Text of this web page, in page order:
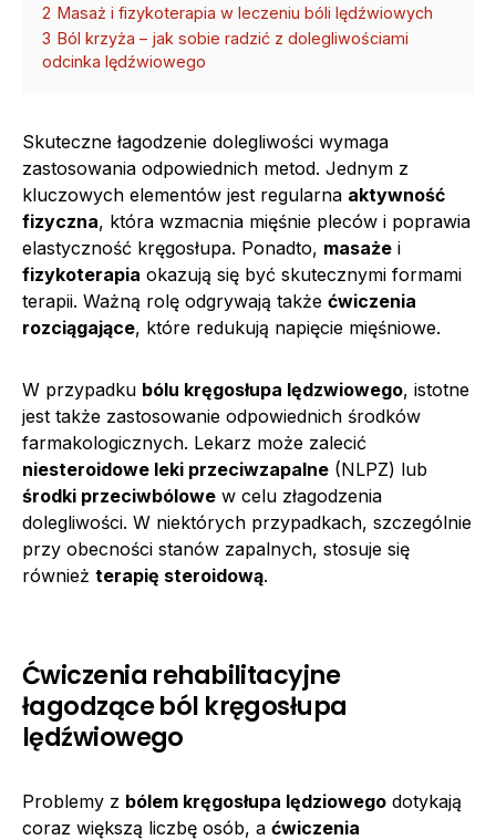
2 Masaż i fizykoterapia w leczeniu bóli lędźwiowych
3 Ból krzyża – jak sobie radzić z dolegliwościami
odcinka lędźwiowego
Skuteczne łagodzenie dolegliwości wymaga
zastosowania odpowiednich metod. Jednym z
kluczowych elementów jest regularna aktywność
fizyczna, która wzmacnia mięśnie pleców i poprawia
elastyczność kręgosłupa. Ponadto, masaże i
fizykoterapia okazują się być skutecznymi formami
terapii. Ważną rolę odgrywają także ćwiczenia
rozciągające, które redukują napięcie mięśniowe.
W przypadku bólu kręgosłupa lędzwiowego, istotne
jest także zastosowanie odpowiednich środków
farmakologicznych. Lekarz może zalecić
niesteroidowe leki przeciwzapalne (NLPZ) lub
środki przeciwbólowe w celu złagodzenia
dolegliwości. W niektórych przypadkach, szczególnie
przy obecności stanów zapalnych, stosuje się
również terapię steroidową.
Ćwiczenia rehabilitacyjne
łagodzące ból kręgosłupa
lędźwiowego
Problemy z bólem kręgosłupa lędziowego dotykają
coraz większą liczbę osób, a ćwiczenia